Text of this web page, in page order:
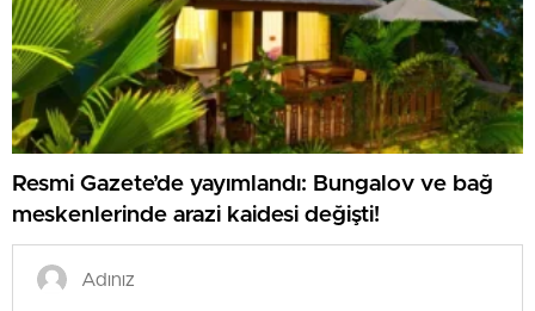
Resmi Gazete’de yayımlandı: Bungalov ve bağ
meskenlerinde arazi kaidesi değişti!